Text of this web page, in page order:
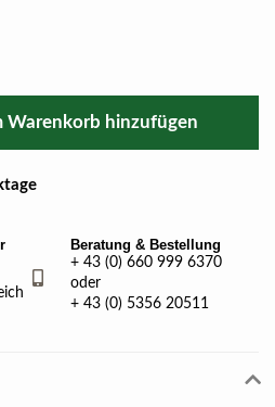
Warenkorb hinzufügen
Beratung & Bestellung
+ 43 (0) 660 999 6370
oder
+ 43 (0) 5356 20511